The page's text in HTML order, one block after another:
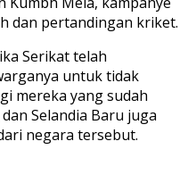
dan pertandingan kriket.
Serikat telah
untuk tidak
mereka yang sudah
Selandia Baru juga
negara tersebut.